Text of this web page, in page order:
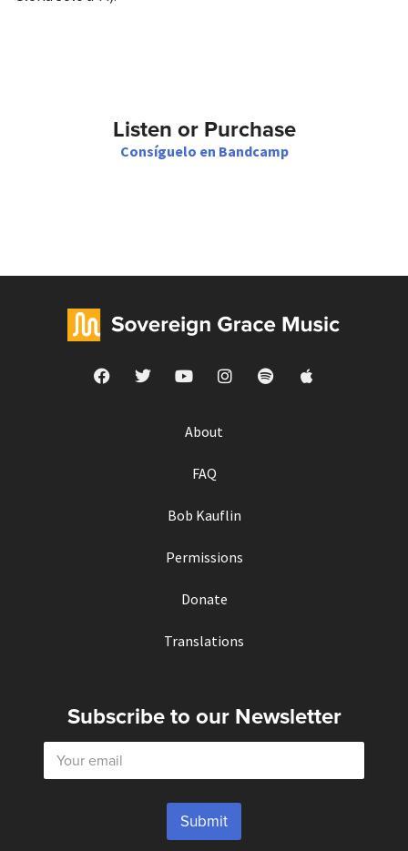
Listen or Purchase
Consíguelo en Bandcamp
About
FAQ
Bob Kauflin
Permissions
Donate
Translations
Subscribe to our Newsletter
E
a
Submit